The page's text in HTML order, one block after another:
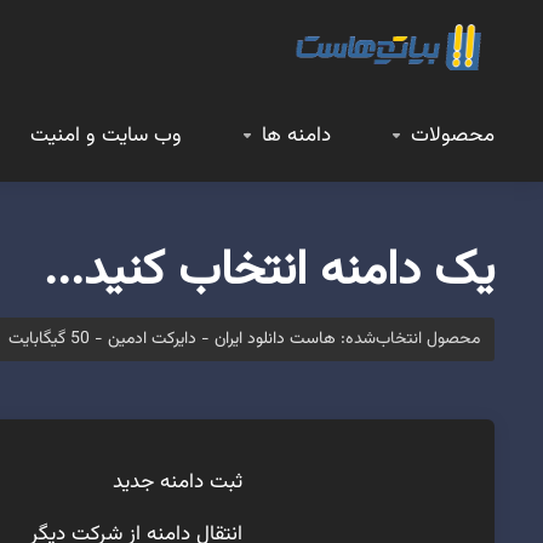
محصولات دامنه ها وب سایت و امنیت
یک دامنه انتخاب کنید...
محصول انتخاب‌شده: هاست دانلود ایران - دایرکت ادمین - 50 گیگابایت
ثبت دامنه جدید
انتقال دامنه از شرکت دیگر